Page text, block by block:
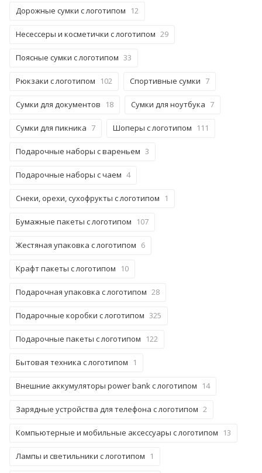
Дорожные сумки с логотипом 12
Несессеры и косметички с логотипом 29
Поясные сумки с логотипом 33
Рюкзаки с логотипом 102 Спортивные сумки 7
Сумки для документов 18 Сумки для ноутбука 7
Сумки для пикника 7 Шоперы с логотипом 111
Подарочные наборы с вареньем 3
Подарочные наборы с чаем 4
Снеки, орехи, сухофрукты с логотипом 1
Бумажные пакеты с логотипом 107
Жестяная упаковка с логотипом 6
Крафт пакеты с логотипом 10
Подарочная упаковка с логотипом 28
Подарочные коробки с логотипом 325
Подарочные пакеты с логотипом 122
Бытовая техника с логотипом 1
Внешние аккумуляторы power bank с логотипом 14
Зарядные устройства для телефона с логотипом 2
Компьютерные и мобильные аксессуары с логотипом 13
Лампы и светильники с логотипом 1